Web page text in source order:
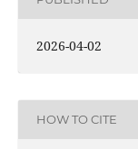
2026-04-02
HOW TO CITE